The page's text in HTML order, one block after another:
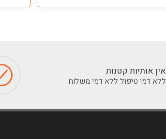
אין אותיות קטנות
ללא דמי טיפול ללא דמי משלוח